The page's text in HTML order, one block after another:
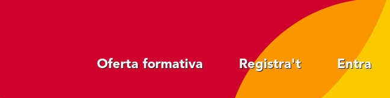
Oferta formativa Registra't Entra